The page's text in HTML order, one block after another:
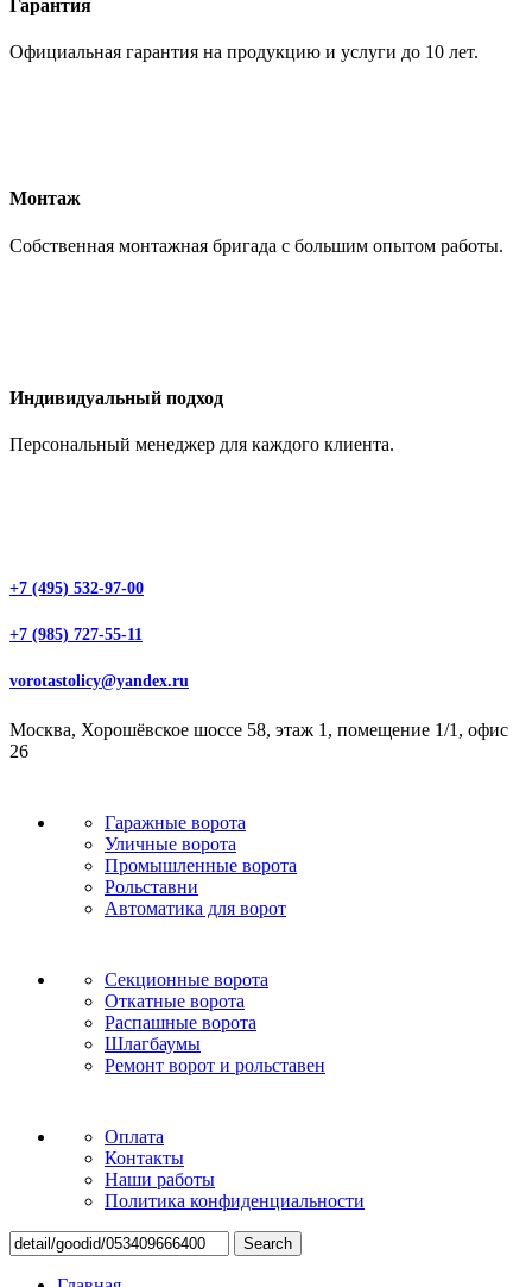
Гарантия
Официальная гарантия на продукцию и услуги до 10 лет.
Монтаж
Собственная монтажная бригада с большим опытом работы.
Индивидуальный подход
Персональный менеджер для каждого клиента.
+7 (495) 532-97-00
+7 (985) 727-55-11
vorotastolicy@yandex.ru
Москва, Хорошёвское шоссе 58, этаж 1, помещение 1/1, офис
26
Гаражные ворота
Уличные ворота
Промышленные ворота
Рольставни
Автоматика для ворот
Секционные ворота
Откатные ворота
Распашные ворота
Шлагбаумы
Ремонт ворот и рольставен
Оплата
Контакты
Наши работы
Политика конфиденциальности
Search